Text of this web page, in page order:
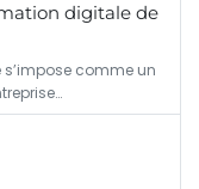
digitale de
comme un